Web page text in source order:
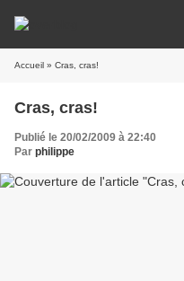
Accueil » Cras, cras!
Cras, cras!
Publié le 20/02/2009 à 22:40
Par philippe